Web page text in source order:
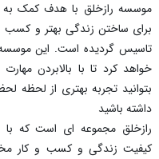
موسسه رازخلق با هدف کمک به
برای ساختن زندگی بهتر و کسب
تاسیس گردیده است. این
خواهد کرد تا با بالابردن
بتوانید تجربه بهتری از لحظه
داشته باشید
راز­خلق مجموعه­ ای است که با
کیفیت زندگی و کسب ­و ­کار